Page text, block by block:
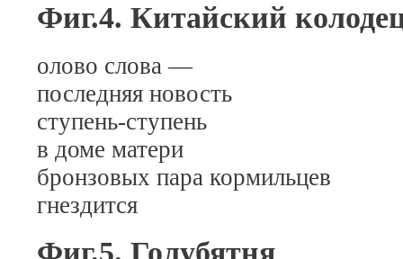
Фиг.4. Китайский
олово слова —
последняя новость
ступень-ступень
в доме матери
бронзовых пара кормильцев
гнездится